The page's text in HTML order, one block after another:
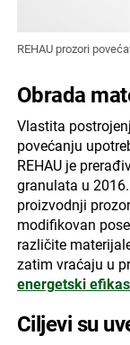
REHAU prozori
Obrada
Vlastita
povećanju
REHAU je
granulata u
proizvodnji
modifikovan
različite
zatim vraćaju u
energetski
Ciljevi su